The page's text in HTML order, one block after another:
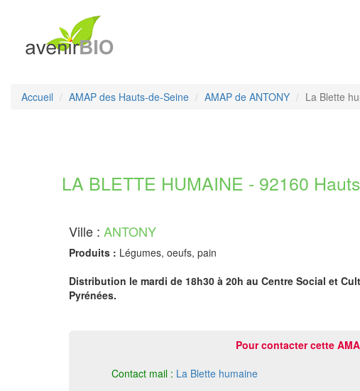
Accueil AMAP des Hauts-de-Seine AMAP de ANTONY La Blette
LA BLETTE HUMAINE - 92160
Ville : ANTONY
Produits : Légumes, oeufs, pain
Distribution le mardi de 18h30 à 20h au Centre Social et
Pyrénées.
Pour contacter cette
Contact mail : La Blette humaine